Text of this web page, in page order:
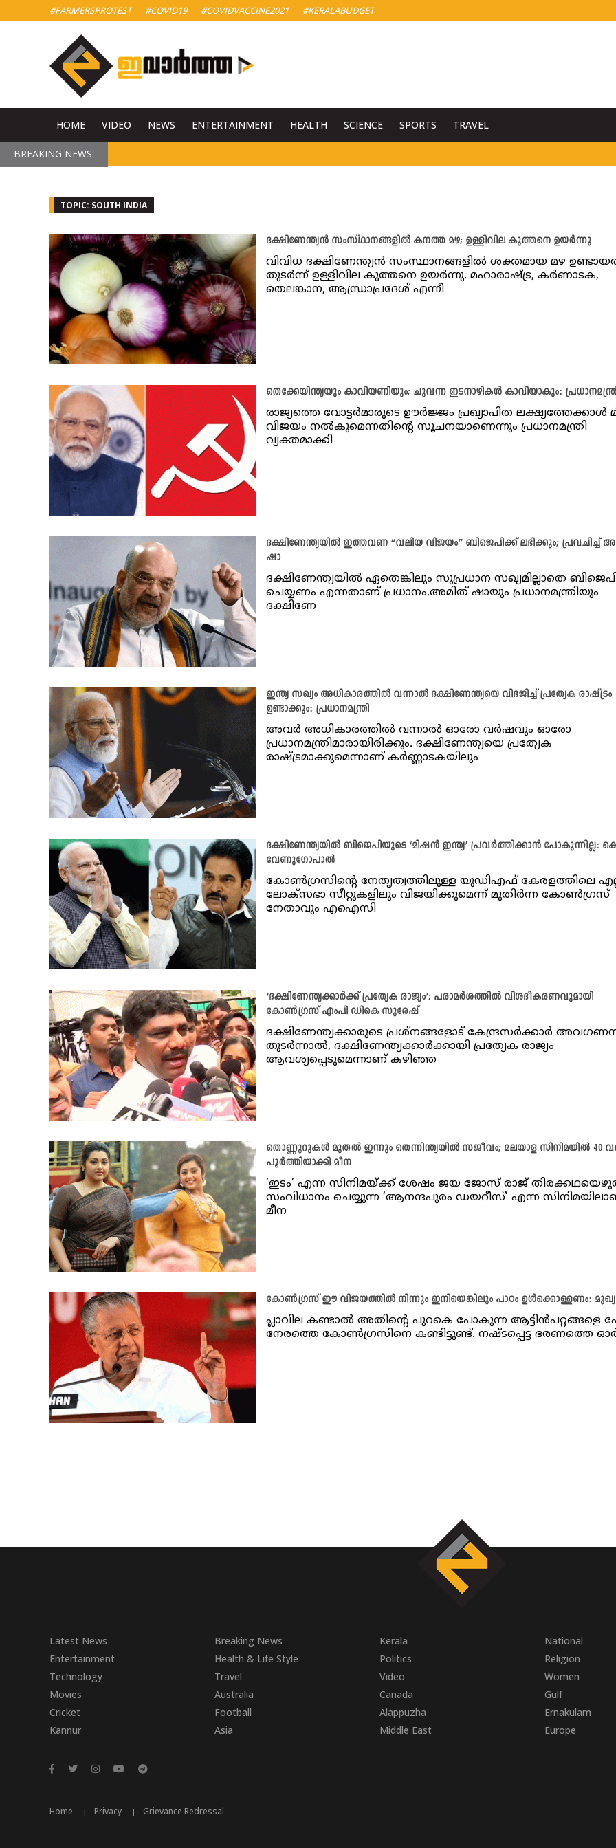
#FARMERSPROTEST #COVID19 #COVIDVACCINE2021 #KERALABUDGET
HOME VIDEO NEWS ENTERTAINMENT HEALTH SCIENCE SPORTS TRAVEL
BREAKING NEWS:
TOPIC: SOUTH INDIA
ദക്ഷിണേന്ത്യൻ സംസ്ഥാനങ്ങളിൽ കനത്ത മഴ; ഉള്ളിവില കുത്തനെ ഉയർന്നു
വിവിധ ദക്ഷിണേന്ത്യൻ സംസ്ഥാനങ്ങളിൽ ശക്തമായ മഴ
തുടർന്ന് ഉള്ളിവില കുത്തനെ ഉയർന്നു. മഹാരാഷ്ട്ര, കർണാടക,
തെലങ്കാന, ആന്ധ്രാപ്രദേശ് എന്നീ
തെക്കേയിന്ത്യയും കാവിയണിയും; ചുവന്ന ഇടനാഴികൾ കാവിയാകും:
രാജ്യത്തെ വോട്ടർമാരുടെ ഊർജ്ജം പ്രഖ്യാപിത ലക്ഷ്യത്തേക്കാൾ
വിജയം നൽകുമെന്നതിൻ്റെ സൂചനയാണെന്നും പ്രധാനമന്ത്രി
വ്യക്തമാക്കി
ദക്ഷിണേന്ത്യയിൽ ഇത്തവണ “വലിയ വിജയം” ബിജെപിക്ക് ലഭിക്കും; പ്രവചിച്ച്
ഷാ
ദക്ഷിണേന്ത്യയിൽ ഏതെങ്കിലും സുപ്രധാന സഖ്യമില്ലാതെ
ചെയ്യണം എന്നതാണ് പ്രധാനം.അമിത് ഷായും പ്രധാനമന്ത്രിയും
ദക്ഷിണേ
ഇന്ത്യ സഖ്യം അധികാരത്തിൽ വന്നാൽ ദക്ഷിണേന്ത്യയെ വിഭജിച്ച് പ്രത്യേക രാഷ്ട്രം
ഉണ്ടാക്കും: പ്രധാനമന്ത്രി
അവര്‍ അധികാരത്തില്‍ വന്നാൽ ഓരോ വര്‍ഷവും ഓരോ
പ്രധാനമന്ത്രിമാരായിരിക്കും. ദക്ഷിണേന്ത്യയെ പ്രത്യേക
രാഷ്ട്രമാക്കുമെന്നാണ് കര്‍ണ്ണാടകയിലും
ദക്ഷിണേന്ത്യയിൽ ബിജെപിയുടെ ‘മിഷൻ ഇന്ത്യ’ പ്രവർത്തിക്കാൻ പോകുന്നില്ല:
വേണുഗോപാൽ
കോൺഗ്രസിൻ്റെ നേതൃത്വത്തിലുള്ള യുഡിഎഫ് കേരളത്തിലെ
ലോക്‌സഭാ സീറ്റുകളിലും വിജയിക്കുമെന്ന് മുതിർന്ന കോൺഗ്രസ്
നേതാവും എഐസി
‘ദക്ഷിണേന്ത്യക്കാര്‍ക്ക് പ്രത്യേക രാജ്യം’; പരാമര്‍ശത്തില്‍ വിശദീകരണവുമായി
കോണ്‍ഗ്രസ് എംപി ഡികെ സുരേഷ്
ദക്ഷിണേന്ത്യക്കാരുടെ പ്രശ്‌നങ്ങളോട് കേന്ദ്രസര്‍ക്കാര്‍
തുടര്‍ന്നാല്‍, ദക്ഷിണേന്ത്യക്കാര്‍ക്കായി പ്രത്യേക രാജ്യം
ആവശ്യപ്പെടുമെന്നാണ് കഴിഞ്ഞ
തൊണ്ണൂറുകള്‍ മുതല്‍ ഇന്നും തെന്നിന്ത്യയിൽ സജീവം; മലയാള സിനിമയില്‍ 40
പൂര്‍ത്തിയാക്കി മീന
‘ഇടം’ എന്ന സിനിമയ്ക്ക് ശേഷം ജയ ജോസ് രാജ്
സംവിധാനം ചെയ്യുന്ന ‘ആനന്ദപുരം ഡയറീസ്’ എന്ന
മീന
കോൺഗ്രസ് ഈ വിജയത്തിൽ നിന്നും ഇനിയെങ്കിലും പാഠം ഉൾക്കൊള്ളണം:
പ്ലാവില കണ്ടാൽ അതിന്റെ പുറകെ പോകുന്ന ആട്ടിൻപറ്റങ്ങളെ
നേരത്തെ കോൺഗ്രസിനെ കണ്ടിട്ടുണ്ട്. നഷ്ടപ്പെട്ട ഭരണത്തെ
Latest News Breaking News Kerala National
Entertainment
Health & Life Style Politics Religion
Technology
Travel Video Women
Movies
Australia Canada Gulf
Cricket
Football Alappuzha Ernakulam
Kannur
Asia Middle East Europe
Home Privacy Grievance Redressal